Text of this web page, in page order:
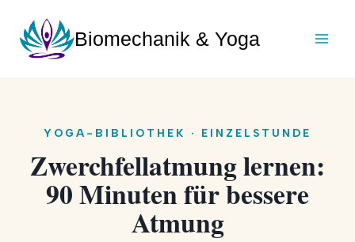
Inhalt
springen
Biomechanik & Yoga
YOGA-BIBLIOTHEK · EINZELSTUNDE
Zwerchfellatmung lernen:
90 Minuten für bessere
Atmung